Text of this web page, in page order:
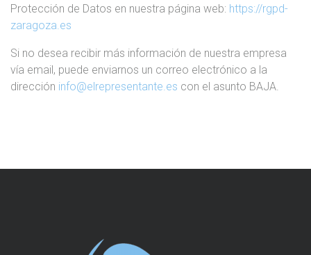
Protección de Datos en nuestra página web: https://rgpd-
zaragoza.es
Si no desea recibir más información de nuestra empresa
vía email, puede enviarnos un correo electrónico a la
dirección info@elrepresentante.es con el asunto BAJA.